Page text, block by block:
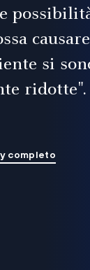
si
ridotte".
completo